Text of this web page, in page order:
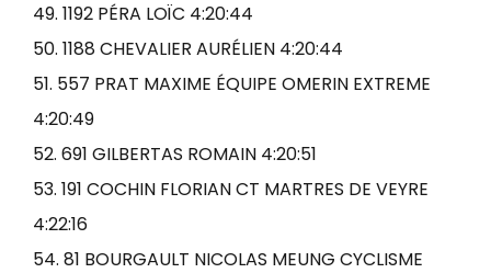
49. 1192 PÉRA LOÏC 4:20:44
50. 1188 CHEVALIER AURÉLIEN 4:20:44
51. 557 PRAT MAXIME ÉQUIPE OMERIN EXTREME
4:20:49
52. 691 GILBERTAS ROMAIN 4:20:51
53. 191 COCHIN FLORIAN CT MARTRES DE VEYRE
4:22:16
54. 81 BOURGAULT NICOLAS MEUNG CYCLISME